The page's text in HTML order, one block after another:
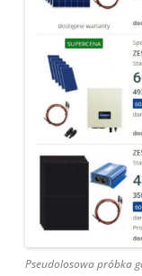
Pseudolosowa próbka